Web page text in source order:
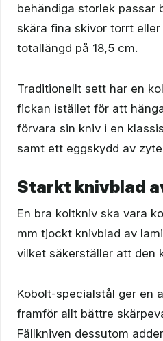
behändiga storlek passar
skära fina skivor torrt
totallängd på 18,5 cm.
Traditionellt sett har en
fickan istället för att
förvara sin kniv i en
samt ett eggskydd av
Starkt knivblad
En bra koltkniv ska vara
mm tjockt knivblad av
vilket säkerställer att den
Kobolt-specialstål ger en
framför allt bättre
Fällkniven dessutom